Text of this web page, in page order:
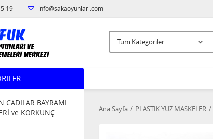
19 info@sakaoyunlari.com
CADILAR BAYRAMI
ve KORKUNÇ
Ana Sayfa PLASTİK YÜZ MASKELER